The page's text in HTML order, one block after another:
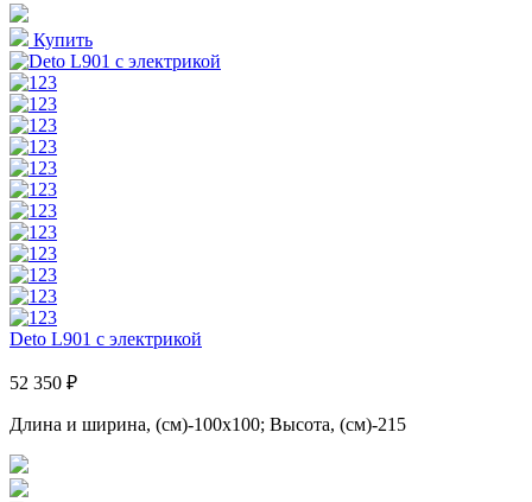
Купить
Deto L901 с электрикой
52 350 ₽
Длина и ширина, (см)-100x100; Высота, (см)-215